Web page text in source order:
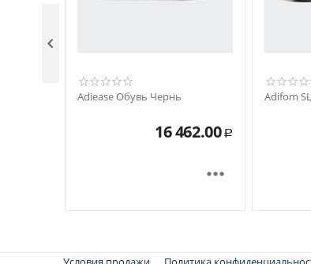
Adiease Обувь Чернь
16 462.00 Р

Adifom
